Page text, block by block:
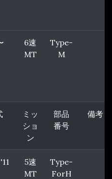
6速
MT
Type-
M
ミッ
ショ
ン
部品
番号
備考
5速
MT
Type-
ForH